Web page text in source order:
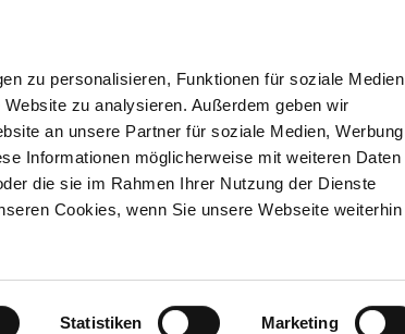
zu personalisieren, Funktionen für soziale Medien
zu analysieren. Außerdem geben wir
an unsere Partner für soziale Medien, Werbung
Informationen möglicherweise mit weiteren Daten
die sie im Rahmen Ihrer Nutzung der Dienste
Cookies, wenn Sie unsere Webseite weiterhin
Statistiken Marketing